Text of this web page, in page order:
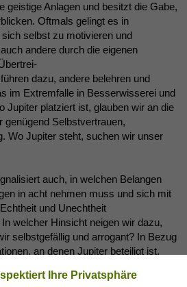
geistige Anlagen und besitzt die Gabe,
Oftmals gelingt es in
selbst zu motivieren und
andere durch die eigenen
dazu, andere belehren und
im Extremfalle in Besserwisserei und
Jupiter platziert ist, glauben wir an die
genügend Selbstvertrauen,
Wo Jupiter steht, suchen wir unser
auch, in welchen Belangen
in acht nehmen muss und sich mit
und Unechtheit
welcher Hinsicht neigen wir dazu,
selbstgefällig und arrogant? In Bezug
an denen Jupiter beteiligt ist,
Detailwissen. Wir glauben, dass
Ihre Privatsphäre